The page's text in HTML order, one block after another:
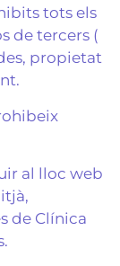
tots els
de tercers (
propietat
al lloc web
de Clínica